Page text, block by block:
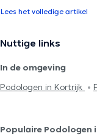
Lees het volledige artikel
Nuttige links
In de omgeving
Podologen in Kortrijk
Populaire Podologen